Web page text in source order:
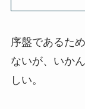
序盤であるた
ないが、いか
しい。